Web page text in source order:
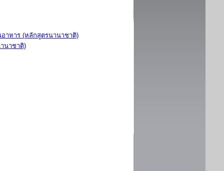
าหาร (หลักสูตรนานาชาติ)
นาชาติ)